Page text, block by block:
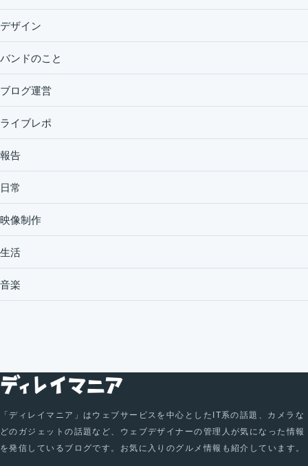
デザイン
バンドのこと
ブログ運営
ライブレポ
報告
日常
映像制作
生活
音楽
「ディレイマニア」はウェブサービスを中心としたIT系の話題、カメラな
どのガジェットの話題など、ウェブデザイナーの管理人が気になった情報
を発信しているブログです。お気に入りのグルメ情報も紹介しています。